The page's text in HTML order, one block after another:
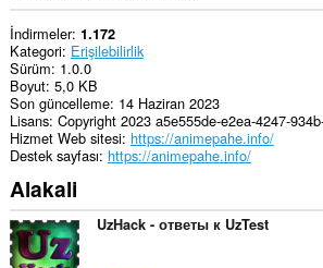
İndirmeler 1.172
Kategori Erişilebilirlik
Sürüm 1.0.0
Boyut 5,0 KB
Son güncelleme 14 Haziran 2023
Lisans Copyright 2023 a5e555de-e2ea-4247-
Hizmet Web sitesi https://animepahe.info/
Destek sayfası https://animepahe.info/
Alakali
UzHack - ответы к UzTest